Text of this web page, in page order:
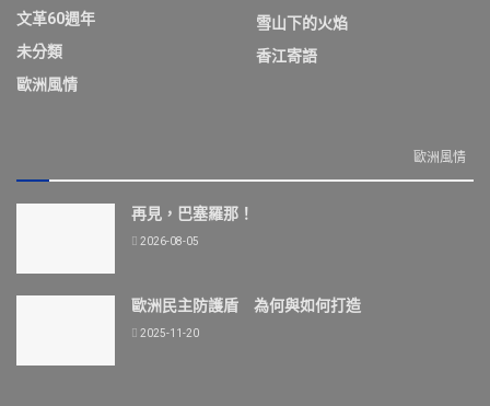
文革60週年
未分類
歐洲風情
雪山下的火焰
香江寄語
歐洲風情
再見，巴塞羅那！
2026-08-05
歐洲民主防護盾 為何與如何打造
2025-11-20